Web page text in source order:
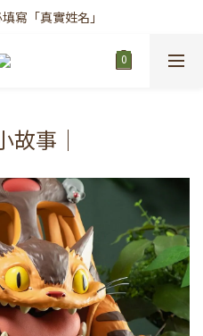
寫「真實姓名」
寫「真實姓名」
員滿千免運日
故事｜